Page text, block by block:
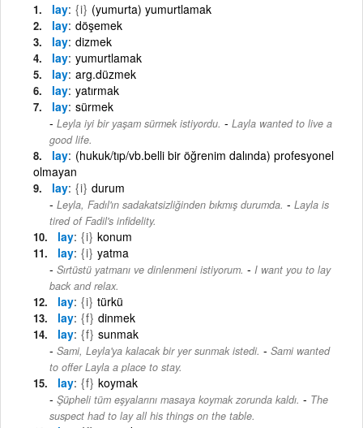
lay {i} (yumurta) yumurtlamak
lay döşemek
lay dizmek
lay yumurtlamak
lay arg.düzmek
lay yatırmak
lay sürmek
Leyla iyi bir yaşam sürmek istiyordu. - Layla wanted to live a
good life.
lay (hukuk/tıp/vb.belli bir öğrenim dalında) profesyonel
olmayan
lay {i} durum
Leyla, Fadıl'ın sadakatsizliğinden bıkmış durumda. - Layla is
tired of Fadil's infidelity.
lay {i} konum
lay {i} yatma
Sırtüstü yatmanı ve dinlenmeni istiyorum. - I want you to lay
back and relax.
lay {i} türkü
lay {f} dinmek
lay {f} sunmak
Sami, Leyla'ya kalacak bir yer sunmak istedi. - Sami wanted
to offer Layla a place to stay.
lay {f} koymak
Şüpheli tüm eşyalarını masaya koymak zorunda kaldı. - The
suspect had to lay all his things on the table.